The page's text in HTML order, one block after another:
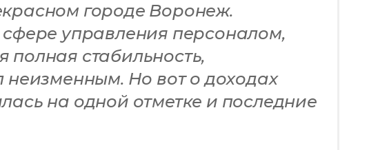
городе Воронеж.
управления персоналом,
стабильность,
неизменным. Но вот о доходах
на одной отметке и последние